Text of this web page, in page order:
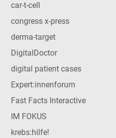
car-t-cell
congress x-press
derma-target
DigitalDoctor
digital patient cases
Expert:innenforum
Fast Facts Interactive
IM FOKUS
krebs:hilfe!